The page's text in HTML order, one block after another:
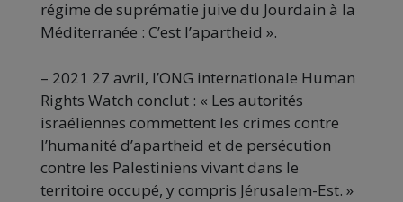
régime de suprématie juive du Jourdain à la
Méditerranée : C’est l’apartheid ».
– 2021 27 avril, l’ONG internationale Human
Rights Watch conclut : « Les autorités
israéliennes commettent les crimes contre
l’humanité d’apartheid et de persécution
contre les Palestiniens vivant dans le
territoire occupé, y compris Jérusalem-Est. »